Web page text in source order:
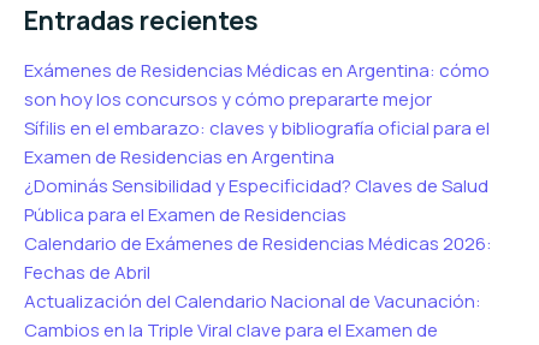
Entradas recientes
Exámenes de Residencias Médicas en Argentina: cómo
son hoy los concursos y cómo prepararte mejor
Sífilis en el embarazo: claves y bibliografía oficial para el
Examen de Residencias en Argentina
¿Dominás Sensibilidad y Especificidad? Claves de Salud
Pública para el Examen de Residencias
Calendario de Exámenes de Residencias Médicas 2026:
Fechas de Abril
Actualización del Calendario Nacional de Vacunación:
Cambios en la Triple Viral clave para el Examen de